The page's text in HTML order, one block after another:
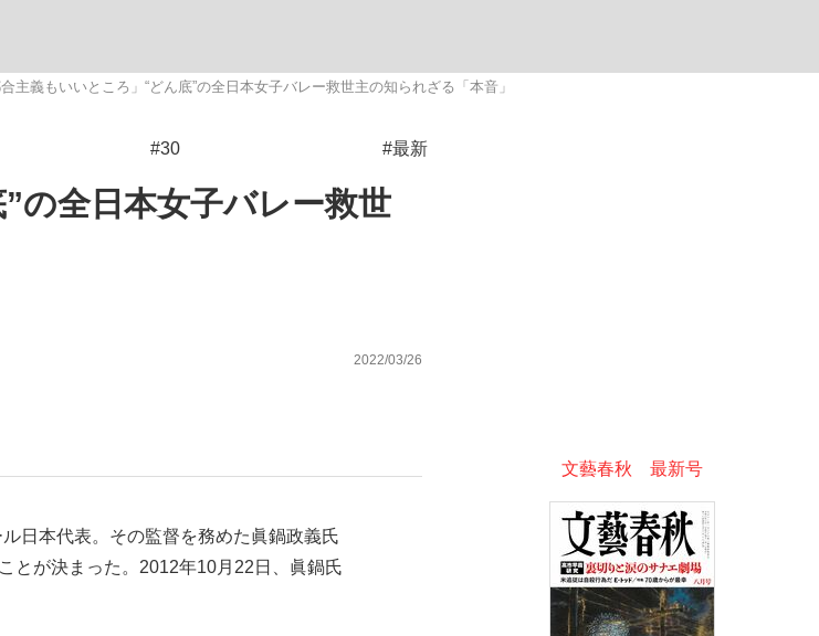
...
合主義もいいところ」“どん底”の全日本女子バレー救世主の知られざる「本音」
#30 #最新
の全日本女子バレー救世
2022/03/26
日本代表。その監督を務めた眞鍋政義氏
とが決まった。2012年10月22日、眞鍋氏
文藝春秋 最新号